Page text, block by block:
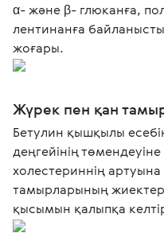
α- және β- глюканға,
лентинанға
жоғары.
Жүрек пен қан
Бетулин қышқылы
деңгейінің
холестериннің
тамырларының
қысымын қалыпқа